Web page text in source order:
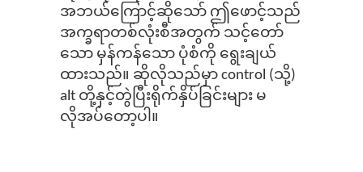
အဘယ်ကြောင့်ဆိုသော် ဤဖောင့်သည်
အက္ခရာတစ်လုံးစီအတွက် သင့်တော်
သော မှန်ကန်သော ပုံစံကို ရွေးချယ်
ထားသည်။ ဆိုလိုသည်မှာ control (သို့)
alt တို့နှင့်တွဲပြီးရိုက်နှိပ်ခြင်းများ မ
လိုအပ်တော့ပါ။